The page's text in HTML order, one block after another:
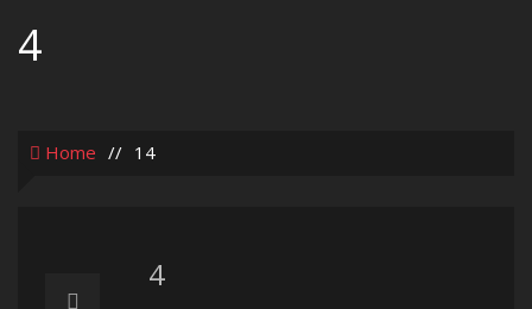
4
Home // 14
4